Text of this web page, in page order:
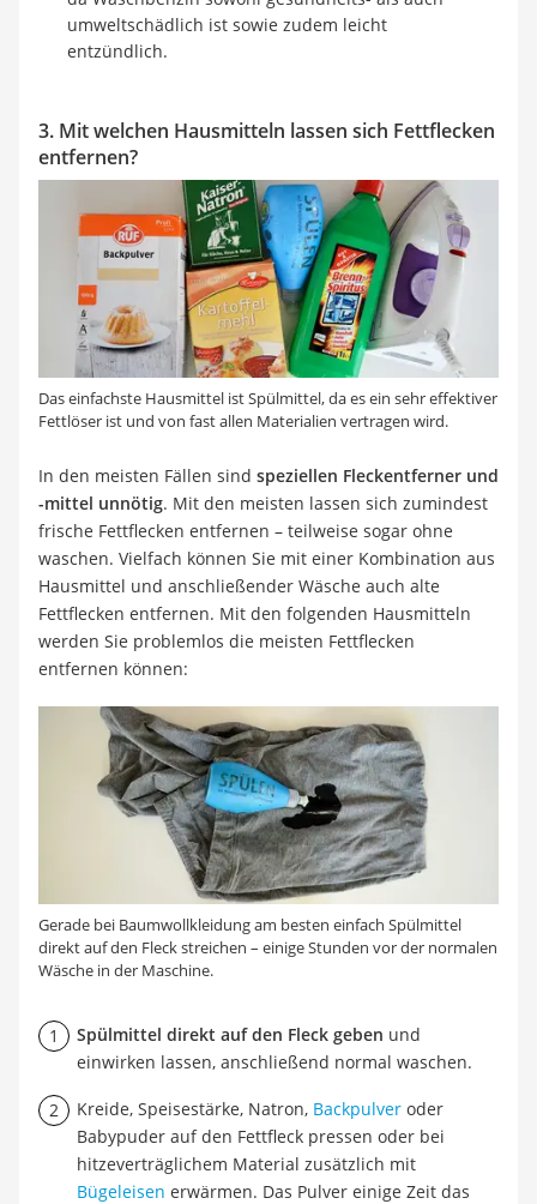
umweltschädlich ist sowie zudem leicht
entzündlich.
3. Mit welchen Hausmitteln lassen sich Fettflecken
entfernen?
Das einfachste Hausmittel ist Spülmittel, da es ein sehr effektiver
Fettlöser ist und von fast allen Materialien vertragen wird.
In den meisten Fällen sind speziellen Fleckentferner und
-mittel unnötig. Mit den meisten lassen sich zumindest
frische Fettflecken entfernen – teilweise sogar ohne
waschen. Vielfach können Sie mit einer Kombination aus
Hausmittel und anschließender Wäsche auch alte
Fettflecken entfernen. Mit den folgenden Hausmitteln
werden Sie problemlos die meisten Fettflecken
entfernen können:
Gerade bei Baumwollkleidung am besten einfach Spülmittel
direkt auf den Fleck streichen – einige Stunden vor der normalen
Wäsche in der Maschine.
Spülmittel direkt auf den Fleck geben und
einwirken lassen, anschließend normal waschen.
Kreide, Speisestärke, Natron, Backpulver oder
Babypuder auf den Fettfleck pressen oder bei
hitzeverträglichem Material zusätzlich mit
Bügeleisen erwärmen. Das Pulver einige Zeit das